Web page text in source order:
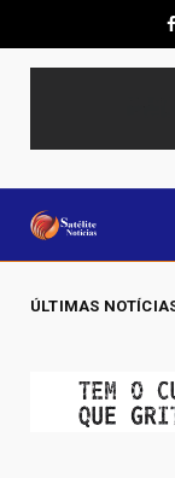
ÚLTIMASPolítica